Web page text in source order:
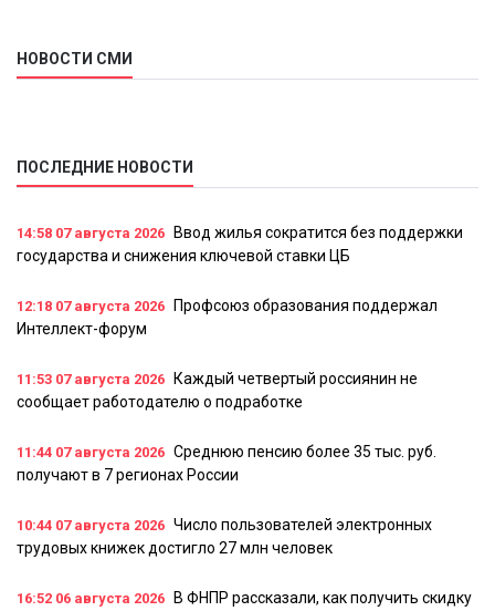
НОВОСТИ СМИ
ПОСЛЕДНИЕ НОВОСТИ
14:58 07 августа 2026
Ввод жилья сократится без поддержки
государства и снижения ключевой ставки ЦБ
12:18 07 августа 2026
Профсоюз образования поддержал
Интеллект-форум
11:53 07 августа 2026
Каждый четвертый россиянин не
сообщает работодателю о подработке
11:44 07 августа 2026 Среднюю пенсию более 35 тыс. руб.
получают в 7 регионах России
10:44 07 августа 2026 Число пользователей электронных
трудовых книжек достигло 27 млн человек
16:52 06 августа 2026
В ФНПР рассказали, как получить скидку